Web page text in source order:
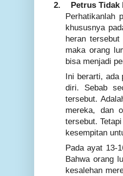
2.
Petrus
Perhatikanlah
khususnya
heran
maka orang
bisa menjadi
Ini berarti, ada
diri. Sebab
tersebut.
mereka, dan
tersebut.
kesempitan
Pada ayat 13-
Bahwa orang
kesalehan